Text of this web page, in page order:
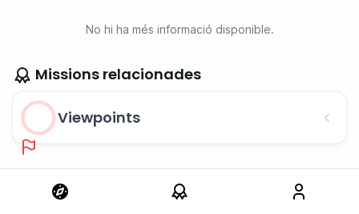
No hi ha més informació disponible.
Missions relacionades
Viewpoints